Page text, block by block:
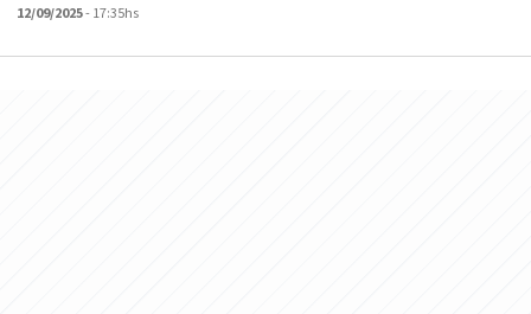
12/09/2025- 17:35hs